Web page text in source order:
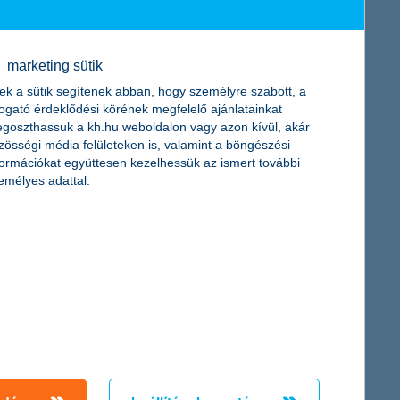
személyazonosítást, legyen szó egy tömegközlekedési
ritmusérzékük fejlesztésében, lépéseik
megmondja, hogy összességében melyik online
éves szinten - a nem kevés idő mellett - százezreket spóroljon
liszt stb., tehát allergén anyagoktól mentes ételek
marketing sütik
a sütik segítenek abban, hogy személyre szabott, a
érdeklődési körének megfelelő ajánlatainkat
a kh.hu weboldalon vagy azon kívül, akár
média felületeken is, valamint a böngészési
együttesen kezelhessük az ismert további
adattal.